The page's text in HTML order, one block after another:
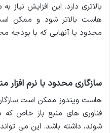
بالاتری دارد. این افزایش نیاز
هاست بالاتر شود و ممکن
محدود یا آنهایی که با بودجه
سازگاری محدود با نرم افزار
هاست ویندوز ممکن است
فناوری های منبع باز خاص
شوند، داشته باشد. این می